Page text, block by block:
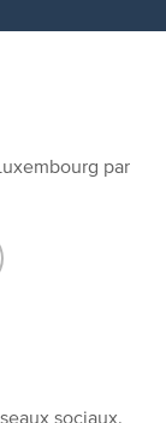
par
sociaux.